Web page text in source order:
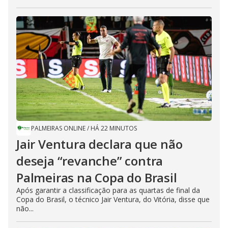
PALMEIRAS ONLINE/ HÁ 22 MINUTOS
Jair Ventura declara que não
deseja “revanche” contra
Palmeiras na Copa do Brasil
Após garantir a classificação para as quartas de final da
Copa do Brasil, o técnico Jair Ventura, do Vitória, disse que
não...